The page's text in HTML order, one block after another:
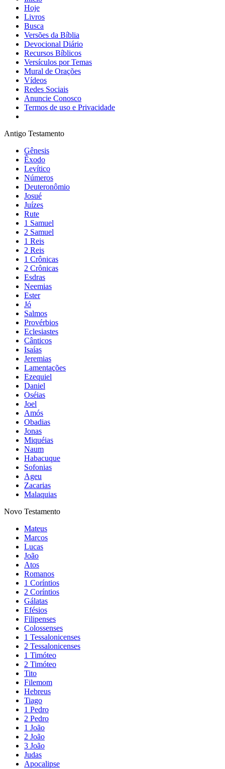
Hoje
Livros
Busca
Versões da Bíblia
Devocional Diário
Recursos Bíblicos
Versículos por Temas
Mural de Orações
Vídeos
Redes Sociais
Anuncie Conosco
Termos de uso e Privacidade
Antigo Testamento
Gênesis
Êxodo
Levítico
Números
Deuteronômio
Josué
Juízes
Rute
1 Samuel
2 Samuel
1 Reis
2 Reis
1 Crônicas
2 Crônicas
Esdras
Neemias
Ester
Jó
Salmos
Provérbios
Eclesiastes
Cânticos
Isaías
Jeremias
Lamentações
Ezequiel
Daniel
Oséias
Joel
Amós
Obadias
Jonas
Miquéias
Naum
Habacuque
Sofonias
Ageu
Zacarias
Malaquias
Novo Testamento
Mateus
Marcos
Lucas
João
Atos
Romanos
1 Coríntios
2 Coríntios
Gálatas
Efésios
Filipenses
Colossenses
1 Tessalonicenses
2 Tessalonicenses
1 Timóteo
2 Timóteo
Tito
Filemom
Hebreus
Tiago
1 Pedro
2 Pedro
1 João
2 João
3 João
Judas
Apocalipse